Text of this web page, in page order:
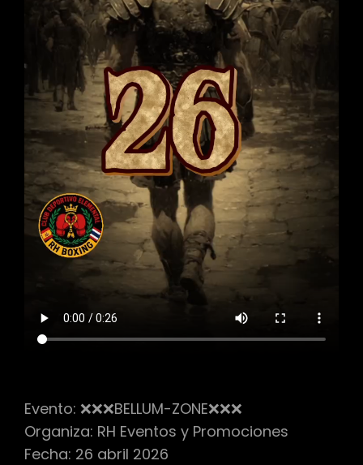
Evento: ❌❌❌BELLUM-ZONE❌❌❌
Organiza: RH Eventos y Promociones
Fecha: 26 abril 2026